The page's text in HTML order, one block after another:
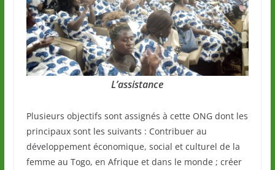
L’assistance
Plusieurs objectifs sont assignés à cette ONG dont les
principaux sont les suivants : Contribuer au
développement économique, social et culturel de la
femme au Togo, en Afrique et dans le monde ; créer